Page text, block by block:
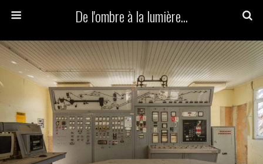
De l'ombre à la lumière...